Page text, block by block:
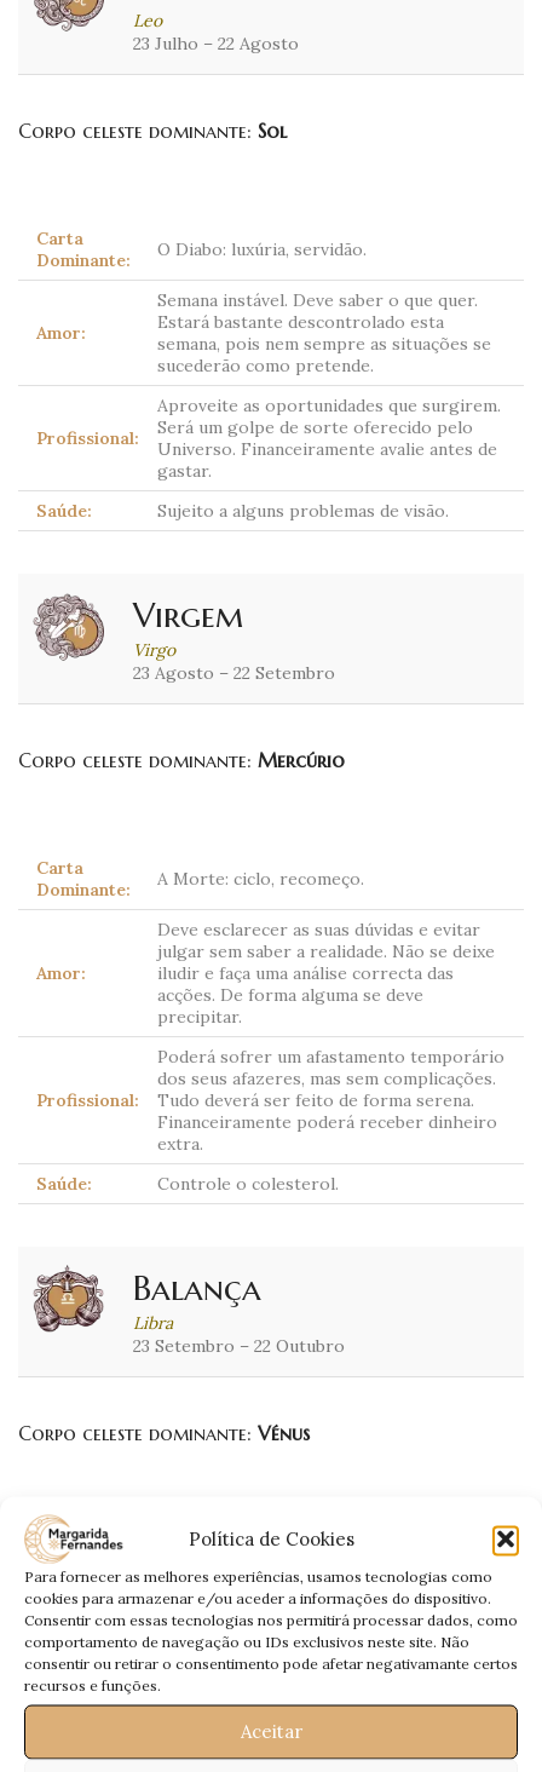
Política de Cookies
Para fornecer as melhores experiências, usamos tecnologias como
cookies para armazenar e/ou aceder a informações do dispositivo.
Consentir com essas tecnologias nos permitirá processar dados, como
comportamento de navegação ou IDs exclusivos neste site. Não
consentir ou retirar o consentimento pode afetar negativamante certos
recursos e funções.
Aceitar
Leo
23 Julho – 22 Agosto
Corpo celeste dominante: Sol
Carta
Dominante:
O Diabo: luxúria, servidão.
Amor:
Semana instável. Deve saber o que quer.
Estará bastante descontrolado esta
semana, pois nem sempre as situações se
sucederão como pretende.
Profissional:
Aproveite as oportunidades que surgirem.
Será um golpe de sorte oferecido pelo
Universo. Financeiramente avalie antes de
gastar.
Saúde:
Sujeito a alguns problemas de visão.
Virgem
Virgo
23 Agosto – 22 Setembro
Corpo celeste dominante: Mercúrio
Carta
Dominante:
A Morte: ciclo, recomeço.
Amor:
Deve esclarecer as suas dúvidas e evitar
julgar sem saber a realidade. Não se deixe
iludir e faça uma análise correcta das
acções. De forma alguma se deve
precipitar.
Profissional:
Poderá sofrer um afastamento temporário
dos seus afazeres, mas sem complicações.
Tudo deverá ser feito de forma serena.
Financeiramente poderá receber dinheiro
extra.
Saúde:
Controle o colesterol.
Balança
Libra
23 Setembro – 22 Outubro
Corpo celeste dominante: Vénus
Carta
Dominante:
A Justiça: lei, correcção.
Amor:
Estará muito explosivo e alguns assuntos
do passado poderão surgir. Seja mais
rígido nas suas palavras e diga o que há
muito deveria ter dito.
Não se acomode. Liberte-se e seja mais
activo. Financeiramente acautele-se com